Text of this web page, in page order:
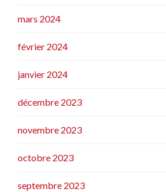
mars 2024
février 2024
janvier 2024
décembre 2023
novembre 2023
octobre 2023
septembre 2023